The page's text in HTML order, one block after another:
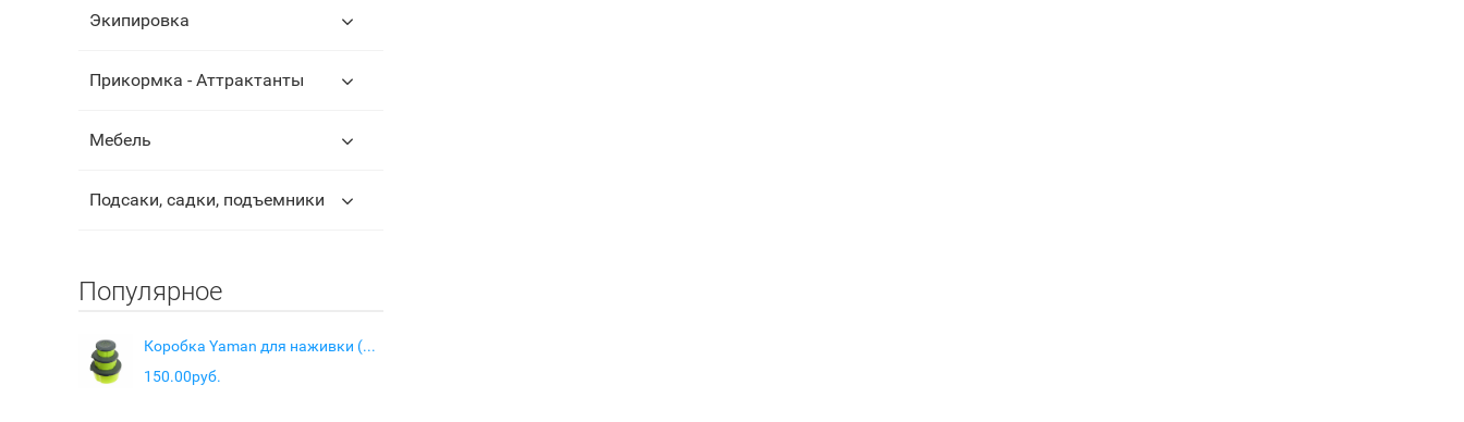
Экипировка
Прикормка - Аттрактанты
Мебель
Подсаки, садки, подъемники
Популярное
Коробка Yaman для наживки (набор 3шт) 110*56
150.00руб.